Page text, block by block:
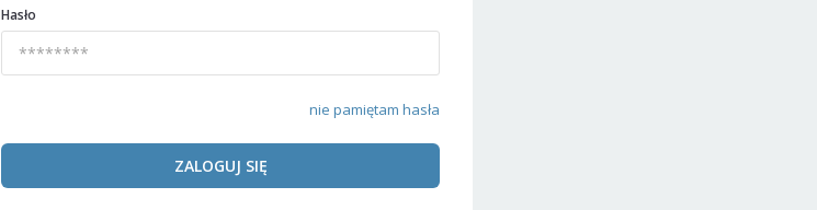
Hasło
nie pamiętam hasła
ZALOGUJ SIĘ